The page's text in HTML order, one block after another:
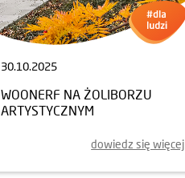
30.10.2025
WOONERF NA ŻOLIBORZU
ARTYSTYCZNYM
dowiedz się więcej